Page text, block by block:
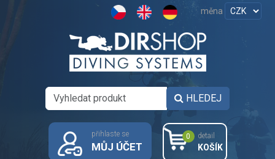
měna
HLEDEJ
přihlaste se
MŮJ ÚČET
0 detail
KOŠÍK